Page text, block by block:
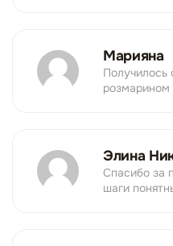
Марияна
Получилось
розмарином
Элина
Спасибо за
шаги